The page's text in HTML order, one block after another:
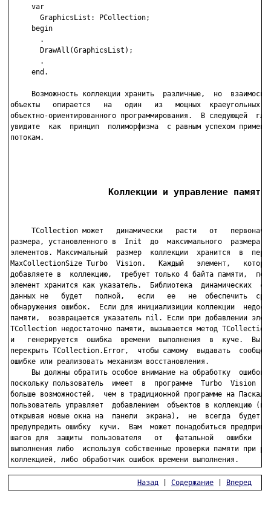
     var
       GraphicsList: PCollection;
     begin
       .
       DrawAll(GraphicsList);
       .
     end.
Возможность коллекции хранить  различные,  но
объекты   опирается   на   один   из   мощных  краеугольных
объектно-ориентированного программирования.  В следующей
увидите  как  принцип  полиморфизма  с равным успехом
потокам.
Коллекции и управление
TCollection может   динамически   расти   от
размера, установленного в  Init  до  максимального  размера
элементов. Максимальный  размер  коллекции  хранится  в
MaxCollectionSize Turbo  Vision.   Каждый   элемент,
добавляете в  коллекцию,  требует только 4 байта памяти,
элемент хранится как указатель.  Библиотека  динамических
данных не   будет   полной,   если   ее   не  обеспечить
обнаружения ошибок.  Если для инициализиции коллекции
памяти,  возвращается указатель nil. Если при добавлении
TCollection недостаточно памяти, вызывается метод
и   генерируется  ошибка  времени  выполнения  в  куче.  Вы
перекрыть TCollection.Error,  чтобы самому  выдавать
ошибке или реализовать механизм восстановления.
Вы должны обратить особое внимание на обработку  ошибок
поскольку пользователь  имеет  в  программе  Turbo  Vision
больше возможностей,  чем в традиционной программе на
пользователь управляет  добавлением  объектов в коллекцию
открывая новые окна на  панели  экрана),  не  всегда  будет
предупредить ошибку  кучи.  Вам  может понадобиться
шагов для  защиты  пользователя   от   фатальной   ошибки
выполнения либо  используя собственные проверки памяти при
коллекцией, либо обработчик ошибок времени выполнения.
Назад Содержание Вперед